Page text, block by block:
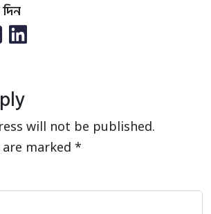
will not be published.
marked *